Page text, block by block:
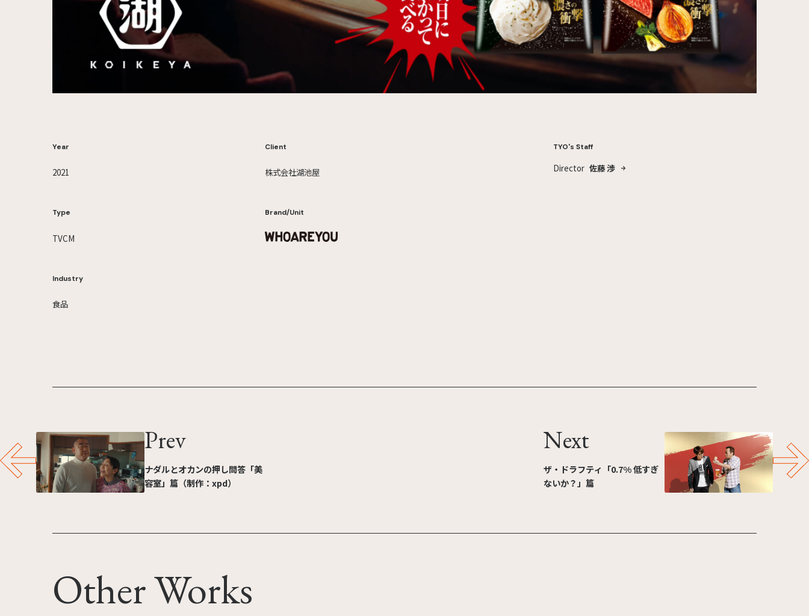
Year
2021
Type
TVCM
Industry
食品
Client
株式会社湖池屋
Brand/Unit
TYO's Staff
Director 佐藤 渉
Prev
ナダルとオカンの押し問答「美
容室」篇（制作：xpd）
Next
ザ・ドラフティ「0.7% 低すぎ
ないか？」篇
Other Works